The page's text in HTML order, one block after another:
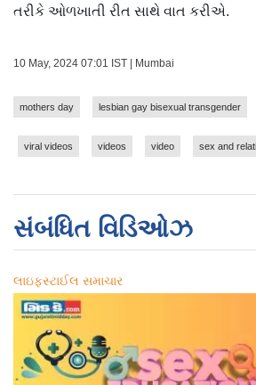
તરીકે ઓળખાતી રીત સાથે વાત કરીએ.
10 May, 2024 07:01 IST | Mumbai
mothers day lesbian gay bisexual transgender
viral videos videos video sex and
સંબંધિત વિડિઓઝ
લાઇફસ્ટાઈલ સમાચાર